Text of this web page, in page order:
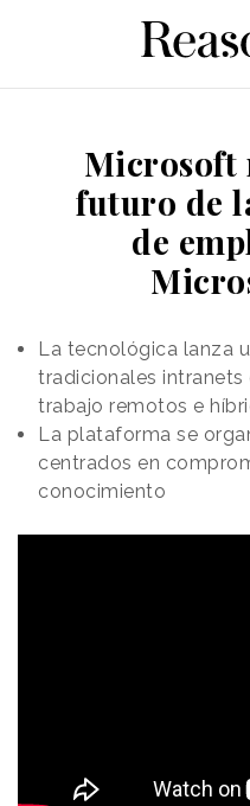
Microsoft
futuro de
de
La tecnológica lanza
tradicionales
trabajo remotos e
La plataforma se
centrados en
conocimiento